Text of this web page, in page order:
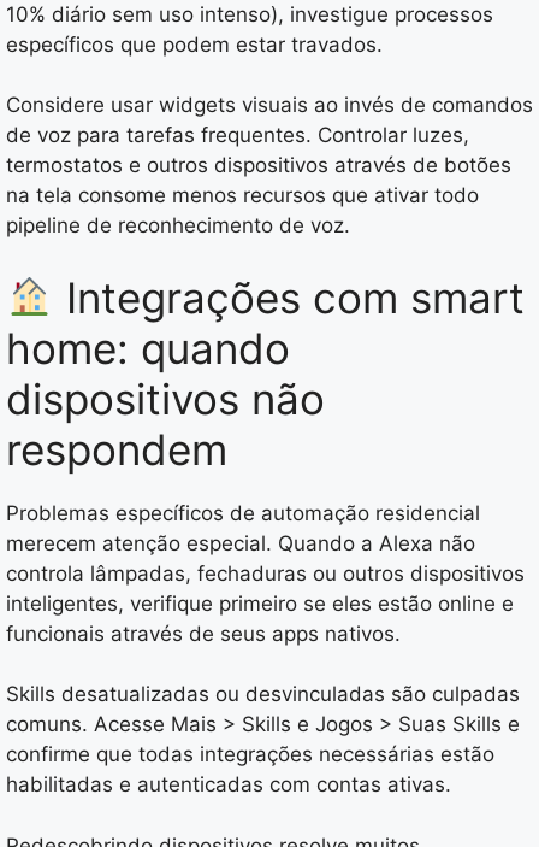
10% diário sem uso intenso), investigue processos
específicos que podem estar travados.
Considere usar widgets visuais ao invés de comandos
de voz para tarefas frequentes. Controlar luzes,
termostatos e outros dispositivos através de botões
na tela consome menos recursos que ativar todo
pipeline de reconhecimento de voz.
Integrações com smart
home: quando
dispositivos não
respondem
Problemas específicos de automação residencial
merecem atenção especial. Quando a Alexa não
controla lâmpadas, fechaduras ou outros dispositivos
inteligentes, verifique primeiro se eles estão online e
funcionais através de seus apps nativos.
Skills desatualizadas ou desvinculadas são culpadas
comuns. Acesse Mais > Skills e Jogos > Suas Skills e
confirme que todas integrações necessárias estão
habilitadas e autenticadas com contas ativas.